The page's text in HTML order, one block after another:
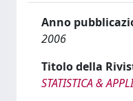
Anno
2006
Titolo della
STATISTICA &